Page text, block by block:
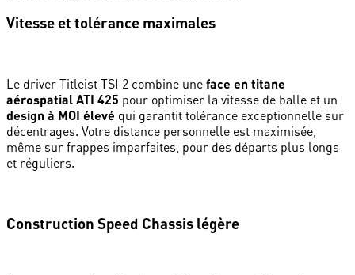
Vitesse et tolérance maximales
Le driver Titleist TSI 2 combine une face en titane
aérospatial ATI 425 pour optimiser la vitesse de balle et un
design à MOI élevé qui garantit tolérance exceptionnelle sur
décentrages. Votre distance personnelle est maximisée,
même sur frappes imparfaites, pour des départs plus longs
et réguliers.
Construction Speed Chassis légère